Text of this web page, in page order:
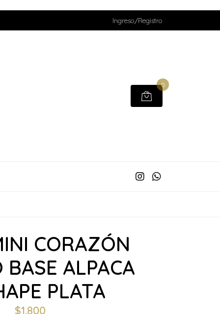
Ingreso/Registro
0
CORAZÓN
BASE ALPACA
PLATA
$1.800